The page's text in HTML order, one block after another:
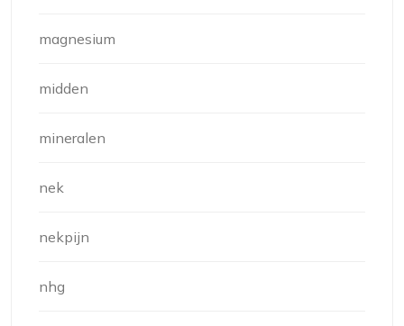
magnesium
midden
mineralen
nek
nekpijn
nhg